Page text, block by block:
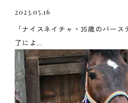
2023.05.16
「ナイスネイチャ・35歳のバー
了によ...